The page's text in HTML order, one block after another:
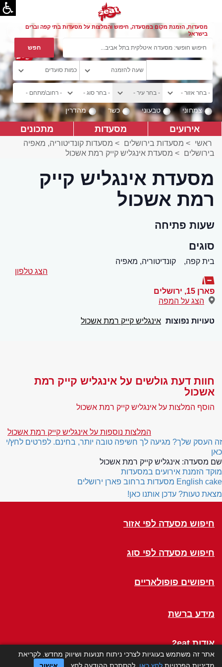
מסעדות, הזמנת מקום במסעדה, חיפוש והמלצות על מסעדות בתי קפה וברים
בישראל
צמחוני טבעוני כשר מהדרין
אירועים מסעדות מתכונים
ראשי > מסעדות בירושלים > מסעדות קונדיטוריה, מאפיה
בירושלים > מסעדת אינגליש קייק רמת אשכול
מסעדת אינגליש קייק
רמת אשכול
שעות פתיחה
סוגים
בית קפה,
קונדיטוריה, מאפיה
הצג טלפון
פארן 15 , ירושלים
הצג על המפה
טעויות נפוצות אינגליש קייק רמת אשכול
חוות דעת גולשים על אינגליש קייק רמת
אשכול
הוסף המלצות על אינגליש קייק רמת אשכול
המלצות נוספות על אינגליש קייק רמת אשכול
זה העסק שלך? מגיעה לך חשיפה טובה יותר, בחינם. לפרטים לחץ/י
כאן
שם מסעדה: אינגליש קייק רמת אשכול
מוקד הזמנת אירועים במסעדות
English cake מסעדות ברחוב פארן ירושלים
מצאת טעות? עדכן אותנו כאן!
חיפוש מסעדה לפי אזור
חיפוש מסעדה לפי סוג
חיפושים פופולאריים
מידע ברשת
אודות 2eat
אתר זה משתמש בעוגיות לצרכי ניתוח תנועות ושיווק מחדש. לקריאת